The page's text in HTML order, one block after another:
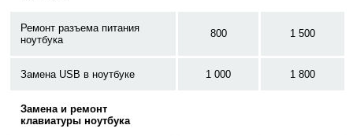
Ремонт разъема питания
ноутбука
800 1 500
Замена USB в ноутбуке 1 000 1 800
Замена и ремонт
клавиатуры ноутбука